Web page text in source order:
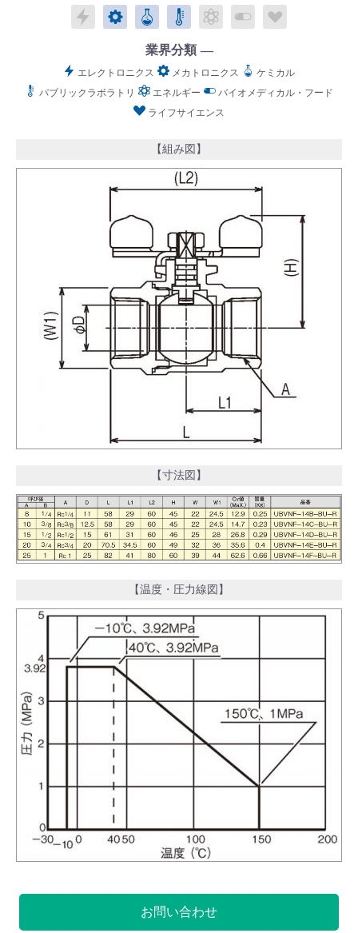
エレクトロニクス
メカトロニクス
ケミカルパブリックラボラトリ
エネルギーバイオメディカ
業界分類
エレクトロニクス メカトロニクス
ケミカル
パブリックラボラトリ
エネルギー
バイオメディカル・フード
ライフサイエンス
【組み図】
【寸法図】
【温度・圧力線図】
お問い合わせ